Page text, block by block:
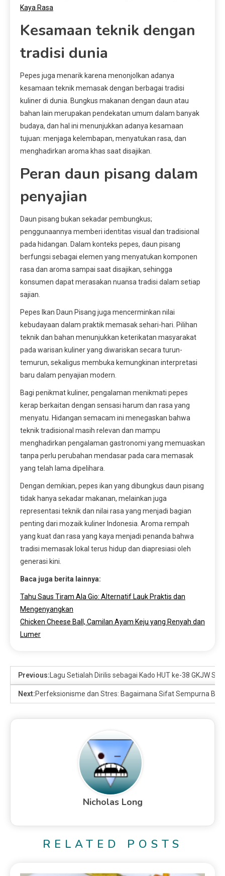
Kaya Rasa
Kesamaan teknik dengan
tradisi dunia
Pepes juga menarik karena menonjolkan adanya
kesamaan teknik memasak dengan berbagai tradisi
kuliner di dunia. Bungkus makanan dengan daun atau
bahan lain merupakan pendekatan umum dalam banyak
budaya, dan hal ini menunjukkan adanya kesamaan
tujuan: menjaga kelembapan, menyatukan rasa, dan
menghadirkan aroma khas saat disajikan.
Peran daun pisang dalam
penyajian
Daun pisang bukan sekadar pembungkus;
penggunaannya memberi identitas visual dan tradisional
pada hidangan. Dalam konteks pepes, daun pisang
berfungsi sebagai elemen yang menyatukan komponen
rasa dan aroma sampai saat disajikan, sehingga
konsumen dapat merasakan nuansa tradisi dalam setiap
sajian.
Pepes Ikan Daun Pisang juga mencerminkan nilai
kebudayaan dalam praktik memasak sehari-hari. Pilihan
teknik dan bahan menunjukkan keterikatan masyarakat
pada warisan kuliner yang diwariskan secara turun-
temurun, sekaligus membuka kemungkinan interpretasi
baru dalam penyajian modern.
Bagi penikmat kuliner, pengalaman menikmati pepes
kerap berkaitan dengan sensasi harum dan rasa yang
menyatu. Hidangan semacam ini menegaskan bahwa
teknik tradisional masih relevan dan mampu
menghadirkan pengalaman gastronomi yang memuaskan
tanpa perlu perubahan mendasar pada cara memasak
yang telah lama dipelihara.
Dengan demikian, pepes ikan yang dibungkus daun pisang
tidak hanya sekadar makanan, melainkan juga
representasi teknik dan nilai rasa yang menjadi bagian
penting dari mozaik kuliner Indonesia. Aroma rempah
yang kuat dan rasa yang kaya menjadi penanda bahwa
tradisi memasak lokal terus hidup dan diapresiasi oleh
generasi kini.
Baca juga berita lainnya:
Tahu Saus Tiram Ala Gio: Alternatif Lauk Praktis dan
Mengenyangkan
Chicken Cheese Ball, Camilan Ayam Keju yang Renyah dan
Lumer
Previous:Lagu Setialah Dirilis sebagai Kado HUT ke-38 GKJW
Next:Perfeksionisme dan Stres: Bagaimana Sifat Sempurna
Nicholas Long
RELATED POSTS